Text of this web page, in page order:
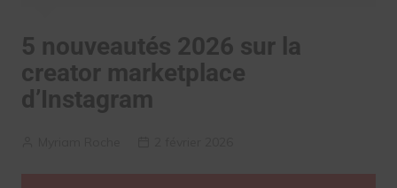
5 nouveautés 2026 sur la
creator marketplace
d’Instagram